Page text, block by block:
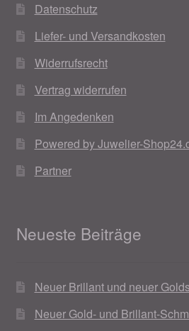
Datenschutz
Liefer- und Versandkosten
Widerrufsrecht
Vertrag widerrufen
Im Angedenken
Powered by Juwelier-
Partner
Neueste Beiträge
Neuer Brillant und neuer
Neuer Gold- und Brillant-